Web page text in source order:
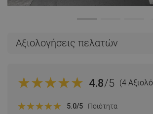
Αξιολογήσεις πελατών
4.8/5 (4
5.0/5 Ποιότητα